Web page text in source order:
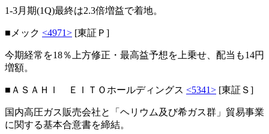
1-3月期(1Q)最終は2.3倍増益で着地。
■メック <4971> [東証Ｐ]
今期経常を18％上方修正・最高益予想を上乗せ、配当も14円
増額。
■ＡＳＡＨＩ ＥＩＴＯホールディングス <5341> [東証Ｓ]
国内高圧ガス販売会社と「ヘリウム及び希ガス群」貿易事業
に関する基本合意書を締結。